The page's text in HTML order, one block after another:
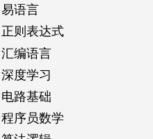
易语言
正则表达式
汇编语言
深度学习
电路基础
程序员数学